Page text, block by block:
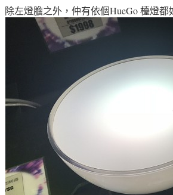
除左燈膽之外 ，仲有依個HueGo 檯燈都